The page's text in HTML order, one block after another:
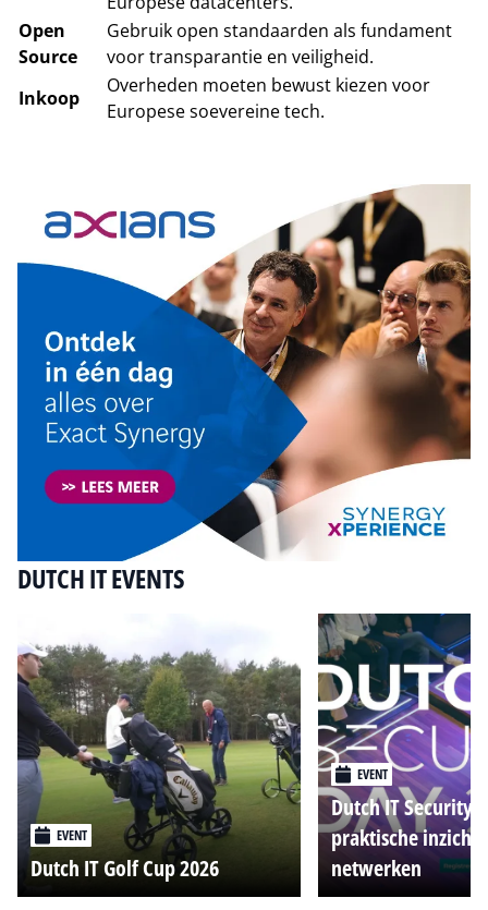
Open
Source
Gebruik open standaarden als fundament
voor transparantie en veiligheid.
Inkoop
Overheden moeten bewust kiezen voor
Europese soevereine tech.
DUTCH IT EVENTS
EVENT
Dutch IT Golf Cup 2026
EVENT
Dutch IT Security
praktische
netwerken